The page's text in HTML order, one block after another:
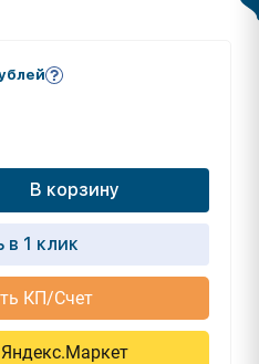
В корзину
в 1 клик
КП/Счет